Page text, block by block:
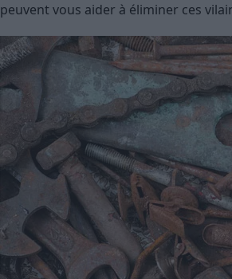
peuvent vous aider à éliminer ces